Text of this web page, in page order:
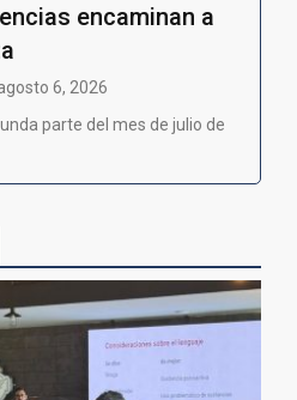
encaminan a
6, 2026
parte del mes de julio de